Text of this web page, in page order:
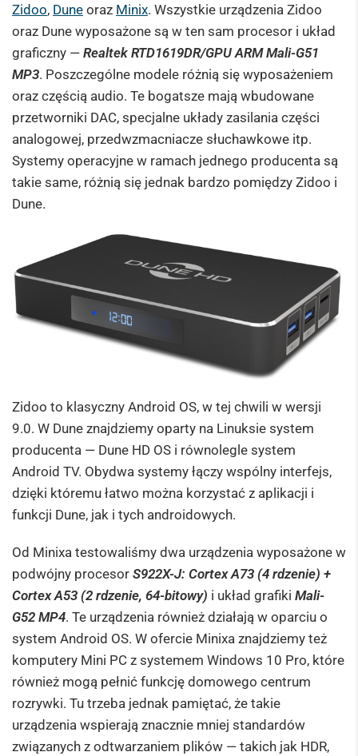
Zidoo, Dune oraz Minix. Wszystkie urządzenia Zidoo
oraz Dune wyposażone są w ten sam procesor i układ
graficzny — Realtek RTD1619DR/GPU ARM Mali-G51
MP3. Poszczególne modele różnią się wyposażeniem
oraz częścią audio. Te bogatsze mają wbudowane
przetworniki DAC, specjalne układy zasilania części
analogowej, przedwzmacniacze słuchawkowe itp.
Systemy operacyjne w ramach jednego producenta są
takie same, różnią się jednak bardzo pomiędzy Zidoo i
Dune.
Zidoo to klasyczny Android OS, w tej chwili w wersji
9.0. W Dune znajdziemy oparty na Linuksie system
producenta — Dune HD OS i równolegle system
Android TV. Obydwa systemy łączy wspólny interfejs,
dzięki któremu łatwo można korzystać z aplikacji i
funkcji Dune, jak i tych androidowych.
Od Minixa testowaliśmy dwa urządzenia wyposażone w
podwójny procesor S922X-J: Cortex A73 (4 rdzenie) +
Cortex A53 (2 rdzenie, 64-bitowy) i układ grafiki Mali-
G52 MP4. Te urządzenia również działają w oparciu o
system Android OS. W ofercie Minixa znajdziemy też
komputery Mini PC z systemem Windows 10 Pro, które
również mogą pełnić funkcję domowego centrum
rozrywki. Tu trzeba jednak pamiętać, że takie
urządzenia wspierają znacznie mniej standardów
związanych z odtwarzaniem plików — takich jak HDR,